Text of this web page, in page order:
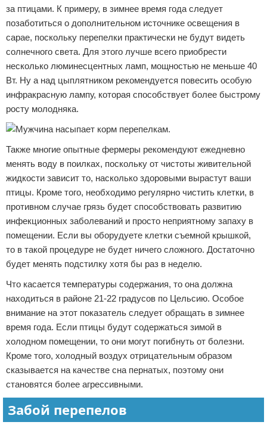
за птицами. К примеру, в зимнее время года следует
позаботиться о дополнительном источнике освещения в
сарае, поскольку перепелки практически не будут видеть
солнечного света. Для этого лучше всего приобрести
несколько люминесцентных ламп, мощностью не меньше 40
Вт. Ну а над цыплятником рекомендуется повесить особую
инфракрасную лампу, которая способствует более быстрому
росту молодняка.
Также многие опытные фермеры рекомендуют ежедневно
менять воду в поилках, поскольку от чистоты живительной
жидкости зависит то, насколько здоровыми вырастут ваши
птицы. Кроме того, необходимо регулярно чистить клетки, в
противном случае грязь будет способствовать развитию
инфекционных заболеваний и просто неприятному запаху в
помещении. Если вы оборудуете клетки съемной крышкой,
то в такой процедуре не будет ничего сложного. Достаточно
будет менять подстилку хотя бы раз в неделю.
Что касается температуры содержания, то она должна
находиться в районе 21-22 градусов по Цельсию. Особое
внимание на этот показатель следует обращать в зимнее
время года. Если птицы будут содержаться зимой в
холодном помещении, то они могут погибнуть от болезни.
Кроме того, холодный воздух отрицательным образом
сказывается на качестве сна пернатых, поэтому они
становятся более агрессивными.
Забой перепелов